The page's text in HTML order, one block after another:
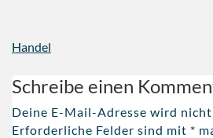
Beitragsnavigation
Handel
Schreibe einen
Deine E-Mail-Adresse wird
Erforderliche Felder sind mit *